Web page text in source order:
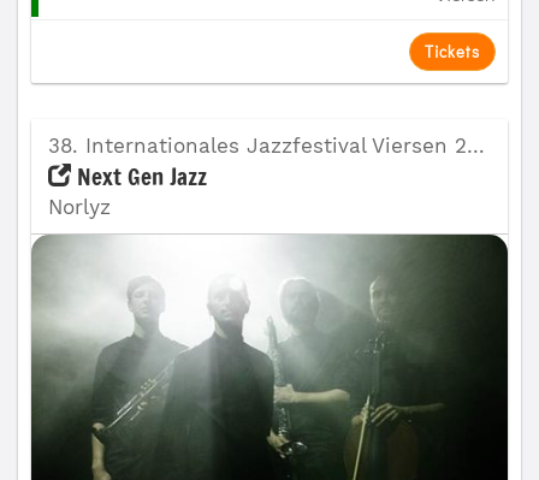
Tickets
38. Internationales Jazzfestival Viersen 2026
Next Gen Jazz
Norlyz